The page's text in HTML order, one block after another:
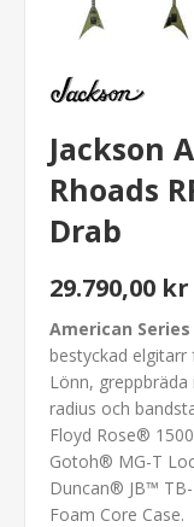
Jackson
Rhoads
Drab
29.790,00 kr
American Series
bestyckad elgitarr
Lönn,
radius och
Floyd Rose®
Gotoh® MG-T
Duncan® JB™
Foam Core Case.